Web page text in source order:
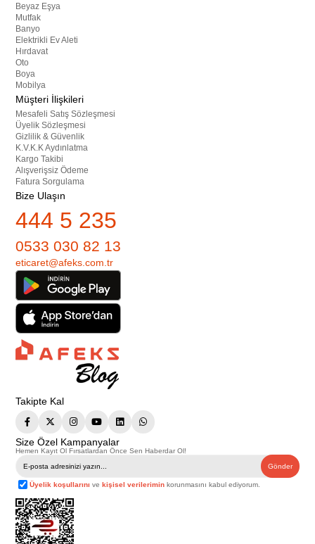
Beyaz Eşya
Mutfak
Banyo
Elektrikli Ev Aleti
Hırdavat
Oto
Boya
Mobilya
Müşteri İlişkileri
Mesafeli Satış Sözleşmesi
Üyelik Sözleşmesi
Gizlilik & Güvenlik
K.V.K.K Aydınlatma
Kargo Takibi
Alışverişsiz Ödeme
Fatura Sorgulama
Bize Ulaşın
444 5 235
0533 030 82 13
eticaret@afeks.com.tr
Takipte Kal
Size Özel Kampanyalar
Hemen Kayıt Ol Fırsatlardan Önce Sen Haberdar Ol!
Gönder
Üyelik koşullarını vekişisel verilerimin korunmasını kabul ediyorum.